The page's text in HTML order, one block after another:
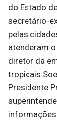
do Estado
secretário-
pelas
atenderam
diretor da
tropicais
Presidente